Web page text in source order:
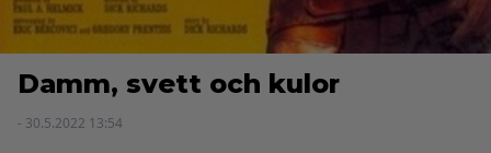
Damm, svett och kulor
- 30.5.2022 13:54